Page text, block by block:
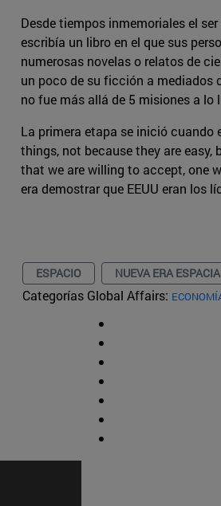
Desde tiempos inmemoriales el
escribía un libro en el que sus
numerosas novelas o relatos de
un poco de su ficción a mediados
no fue más allá de 5 misiones a lo
La primera etapa se inició cuando
things, not because they are
that we are willing to accept, one
era demostrar que EEUU eran los
ESPACIO NUEVA ERA
Categorías Global Affairs: